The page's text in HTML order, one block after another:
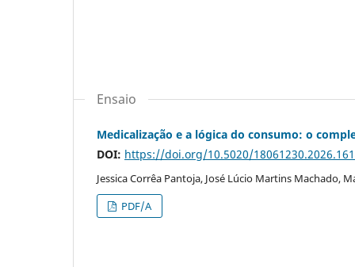
Ensaio
Medicalização e a lógica do consumo: o
DOI: https://doi.org/10.5020/
Jessica Corrêa Pantoja, José Lúcio Martins Machado,
PDF/A